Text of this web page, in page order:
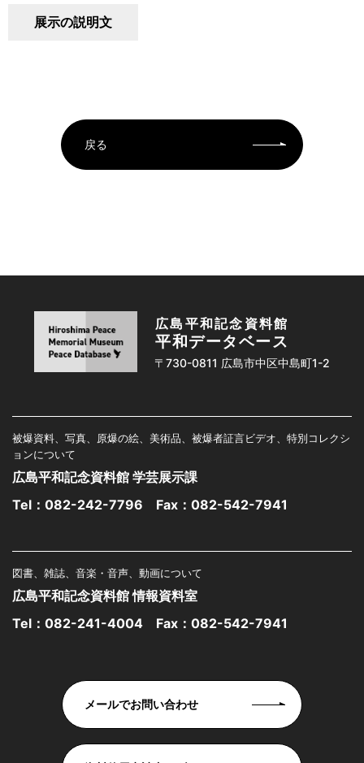
展示の説明文
戻る
広島平和記念資料館
平和データベース
〒730-0811 広島市中区中島町1-2
被爆資料、写真、原爆の絵、美術品、被爆者証言ビデオ、特別コレクシ
ョンについて
広島平和記念資料館 学芸展示課
Tel： 082-242-7796 Fax：082-542-7941
図書、雑誌、音楽・音声、動画について
広島平和記念資料館 情報資料室
Tel： 082-241-4004 Fax：082-542-7941
メールでお問い合わせ